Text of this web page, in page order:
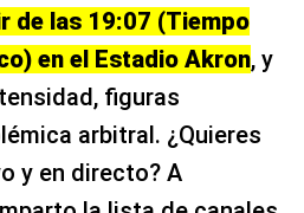
de las 19:07 (Tiempo
en el Estadio Akron, y
figuras
arbitral. ¿Quieres
y en directo? A